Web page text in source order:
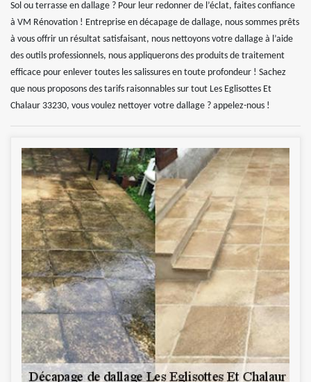
Sol ou terrasse en dallage ? Pour leur redonner de l’éclat, faites confiance
à VM Rénovation ! Entreprise en décapage de dallage, nous sommes prêts
à vous offrir un résultat satisfaisant, nous nettoyons votre dallage à l’aide
des outils professionnels, nous appliquerons des produits de traitement
efficace pour enlever toutes les salissures en toute profondeur ! Sachez
que nous proposons des tarifs raisonnables sur tout Les Eglisottes Et
Chalaur 33230, vous voulez nettoyer votre dallage ? appelez-nous !